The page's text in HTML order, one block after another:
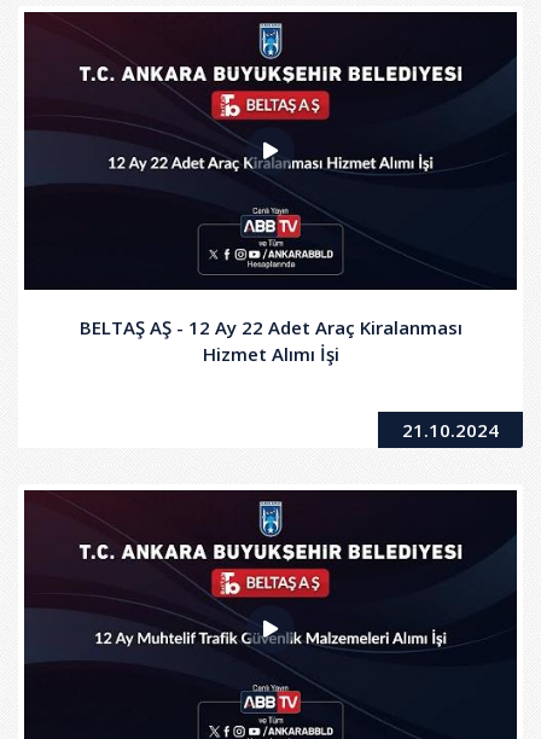
BELTAŞ AŞ - 12 Ay 22 Adet Araç Kiralanması
Hizmet Alımı İşi
21.10.2024